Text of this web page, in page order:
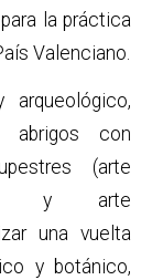
la práctica
Valenciano.
abrigos con
(arte
y arte
una vuelta
y botánico,